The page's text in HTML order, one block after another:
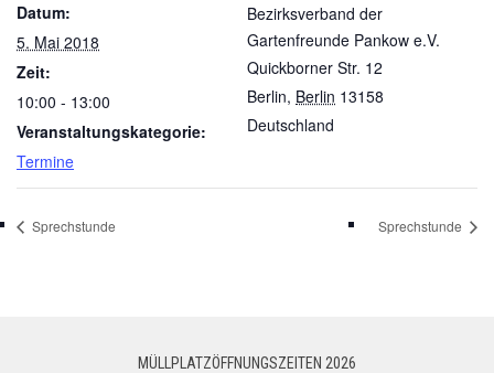
Datum:
5. Mai 2018
Zeit:
10:00 - 13:00
Veranstaltungskategorie:
Termine
Bezirksverband der
Gartenfreunde Pankow e.V.
Quickborner Str. 12
Berlin, Berlin 13158
Deutschland
Sprechstunde Sprechstunde
MÜLLPLATZÖFFNUNGSZEITEN 2026